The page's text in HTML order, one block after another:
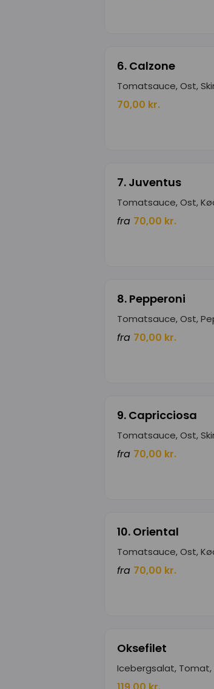
6. Calzone
Tomatsauce, Ost,
70,00 kr.
7. Juventus
Tomatsauce, Ost,
fra 70,00 kr.
8. Pepperoni
Tomatsauce, Ost,
fra 70,00 kr.
9. Capricciosa
Tomatsauce, Ost,
fra 70,00 kr.
10. Oriental
Tomatsauce, Ost,
fra 70,00 kr.
Oksefilet
Icebergsalat, Tomat,